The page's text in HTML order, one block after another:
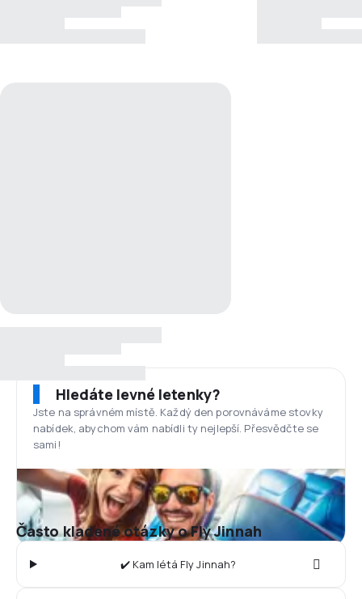
Hledáte levné letenky?
Jste na správném místě. Každý den porovnáváme stovky
nabídek, abychom vám nabídli ty nejlepší. Přesvědčte se
sami!
Často kladené otázky o Fly Jinnah
✔️ Kam létá Fly Jinnah?